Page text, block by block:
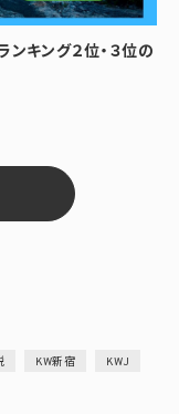
キング２位・３位の
KW新宿 KWJ